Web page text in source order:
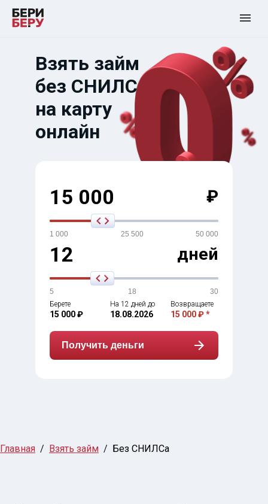
Взять займ
без СНИЛС
на карту
онлайн
15 000 ₽
1 000 25 500 50 000
12 дней
5 18
30
Берете
15 000 ₽
На 12 дней до
18.08.2026
Возвращаете
15 000 ₽ *
Получить деньги
Главная Взять займ Без СНИЛСа